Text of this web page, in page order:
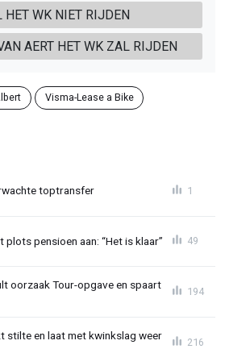
HET WK NIET RIJDEN
AERT HET WK ZAL RIJDEN
Visma-Lease a Bike
toptransfer 1
pensioen aan: “Het is klaar” 49
oorzaak Tour-opgave en spaart
194
stilte en laat met kwinkslag weer
216